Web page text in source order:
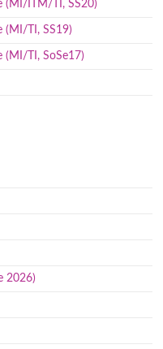
(MI/ITM/TI, SS20)
(MI/TI, SS19)
(MI/TI, SoSe17)
2026)